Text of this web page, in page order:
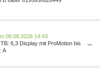
08.08.2026 14:43
6,3 Display mit ProMotion bis
bahnbrechende
...
A